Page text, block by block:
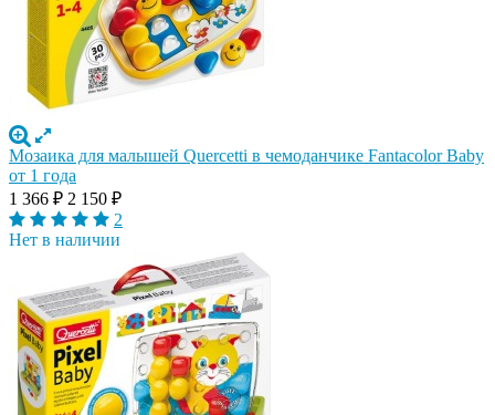
Мозаика для малышей Quercetti в чемоданчике Fantacolor Baby
от 1 года
1 366 ₽ 2 150 ₽
2
Нет в наличии